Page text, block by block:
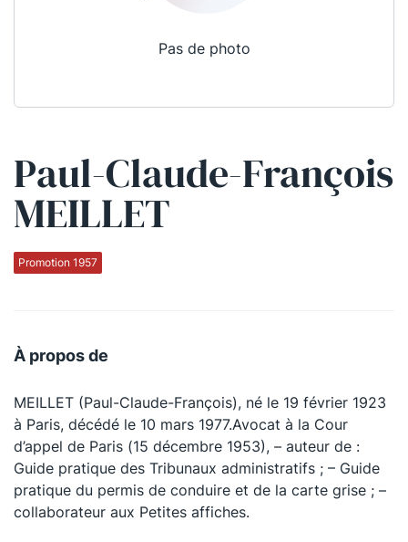
Pas de photo
Paul-Claude-François
MEILLET
Promotion 1957
À propos de
MEILLET (Paul-Claude-François), né le 19 février 1923
à Paris, décédé le 10 mars 1977.Avocat à la Cour
d’appel de Paris (15 décembre 1953), – auteur de :
Guide pratique des Tribunaux administratifs ; – Guide
pratique du permis de conduire et de la carte grise ; –
collaborateur aux Petites affiches.
Qui sommes-nous ?
La Conférence
La défense pénale
Le Concours de la Conférence
La Conférence Berryer
La Petite Conférence